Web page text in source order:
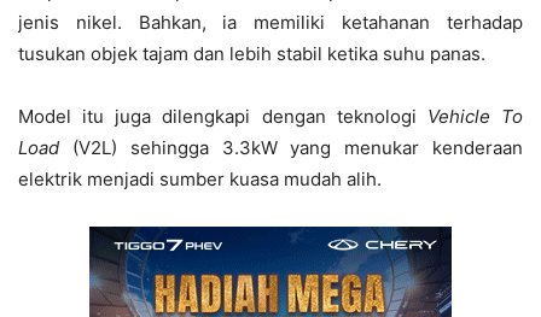
jenis nikel. Bahkan, ia memiliki ketahanan terhadap
tusukan objek tajam dan lebih stabil ketika suhu panas.
Model itu juga dilengkapi dengan teknologi Vehicle To
Load (V2L) sehingga 3.3kW yang menukar kenderaan
elektrik menjadi sumber kuasa mudah alih.